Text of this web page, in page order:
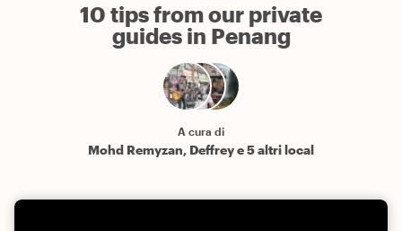
10 tips from our private
guides in Penang
A cura di
Mohd Remyzan, Deffrey e 5 altri local